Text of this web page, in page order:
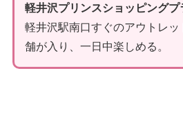
軽井沢プリンスショッピングプ
軽井沢駅南口すぐのアウトレ
舗が入り、一日中楽しめる。